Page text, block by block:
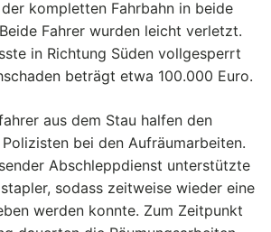
kompletten Fahrbahn in beide
Fahrer wurden leicht verletzt.
in Richtung Süden vollgesperrt
beträgt etwa 100.000 Euro.
aus dem Stau halfen den
bei den Aufräumarbeiten.
Abschleppdienst unterstützte
sodass zeitweise wieder eine
werden konnte. Zum Zeitpunkt